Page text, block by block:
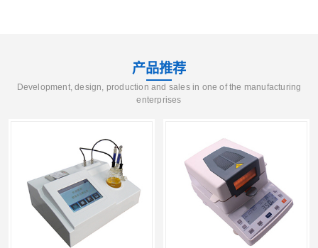
产品推荐
Development, design, production and sales in one of the manufacturing
enterprises